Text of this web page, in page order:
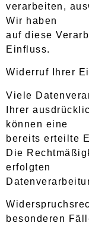
verarbeiten,
Wir haben
auf diese
Einfluss.
Widerruf Ihrer
Viele
Ihrer
können eine
bereits erteilte
Die
erfolgten
besonderen